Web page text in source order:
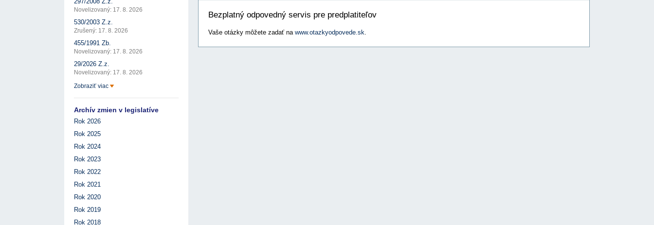
Bezplatný odpovedný servis pre predplatiteľov
Vaše otázky môžete zadať na www.otazkyodpovede.sk.
Novelizovaný: 17. 8. 2026
530/2003 Z.z.
Zrušený: 17. 8. 2026
455/1991 Zb.
Novelizovaný: 17. 8. 2026
29/2026 Z.z.
Novelizovaný: 17. 8. 2026
Zobraziť viac
Archív zmien v legislatíve
Rok 2026
Rok 2025
Rok 2024
Rok 2023
Rok 2022
Rok 2021
Rok 2020
Rok 2019
Rok 2018